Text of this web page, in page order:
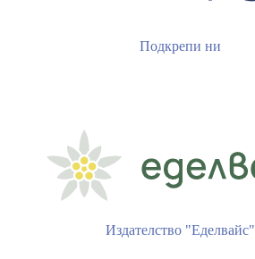
Подкрепи ни
Издателство "Еделвайс"